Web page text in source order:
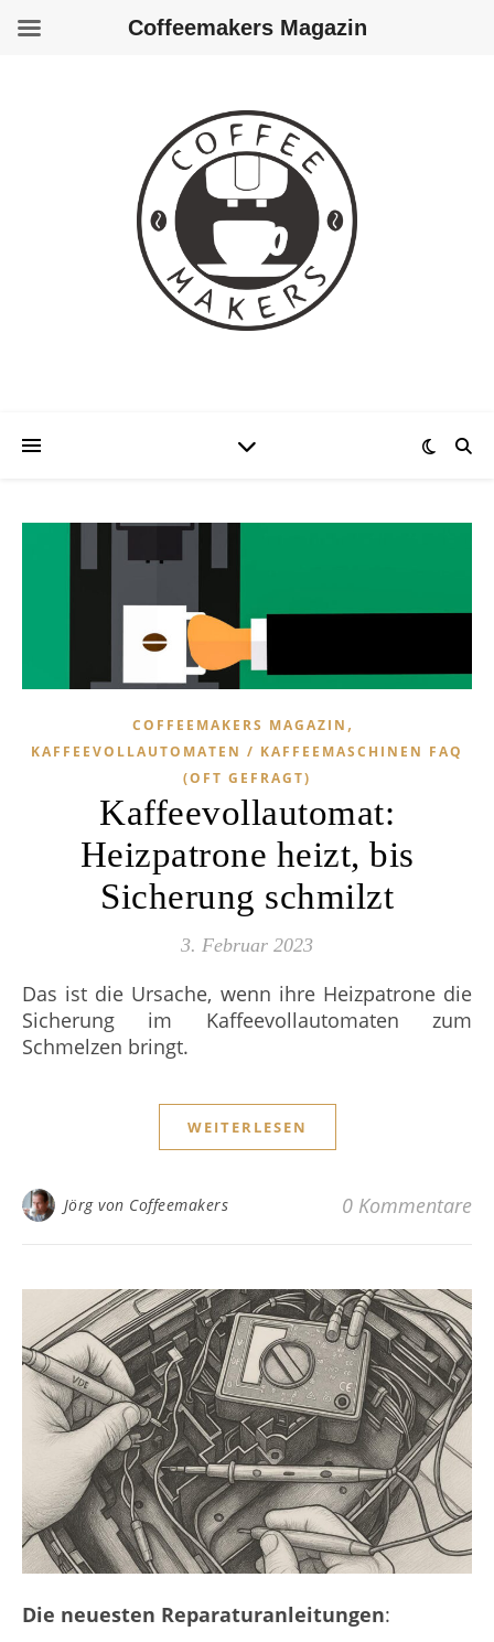
COFFEEMAKERS MAGAZIN ,
KAFFEEVOLLAUTOMATEN / KAFFEEMASCHINEN FAQ
(OFT GEFRAGT)
Kaffeevollautomat:
Heizpatrone heizt, bis
Sicherung schmilzt
3. Februar 2023
Das ist die Ursache, wenn ihre Heizpatrone die
Sicherung im Kaffeevollautomaten zum
Schmelzen bringt.
WEITERLESEN
Jörg von Coffeemakers 0 Kommentare
Die neuesten Reparaturanleitungen:
Coffeemakers Magazin